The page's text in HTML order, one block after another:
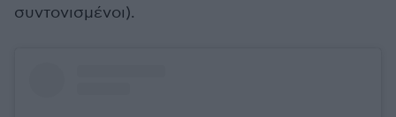
συντονισμένοι).